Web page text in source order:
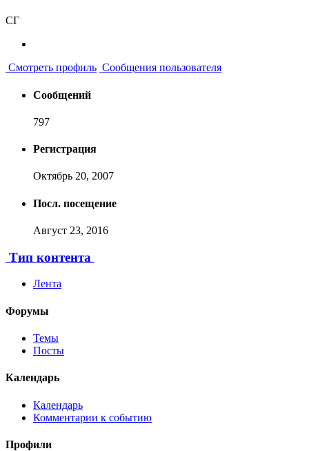
СГ
Смотреть профиль Сообщения пользователя
Сообщений
797
Регистрация
Октябрь 20, 2007
Посл. посещение
Август 23, 2016
Тип контента
Лента
Форумы
Темы
Посты
Календарь
Календарь
Комментарии к событию
Профили